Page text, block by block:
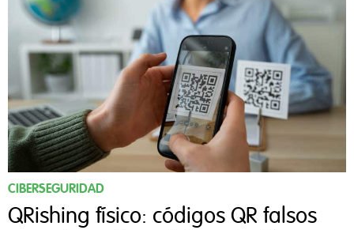
CIBERSEGURIDAD
QRishing físico: códigos QR falsos